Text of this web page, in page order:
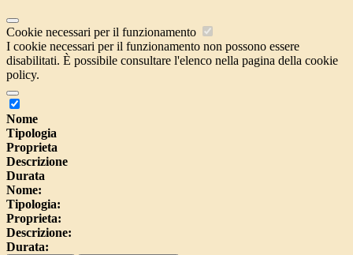
Cookie necessari per il funzionamento
I cookie necessari per il funzionamento non possono essere
disabilitati. È possibile consultare l'elenco nella pagina della cookie
policy.
Nome
Tipologia
Proprieta
Descrizione
Durata
Nome:
Tipologia:
Proprieta:
Descrizione:
Durata: